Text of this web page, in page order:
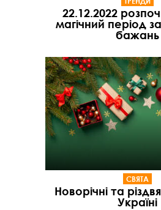
22.12.2022
магічний період
бажань
СВЯТА
Новорічні та
Україні